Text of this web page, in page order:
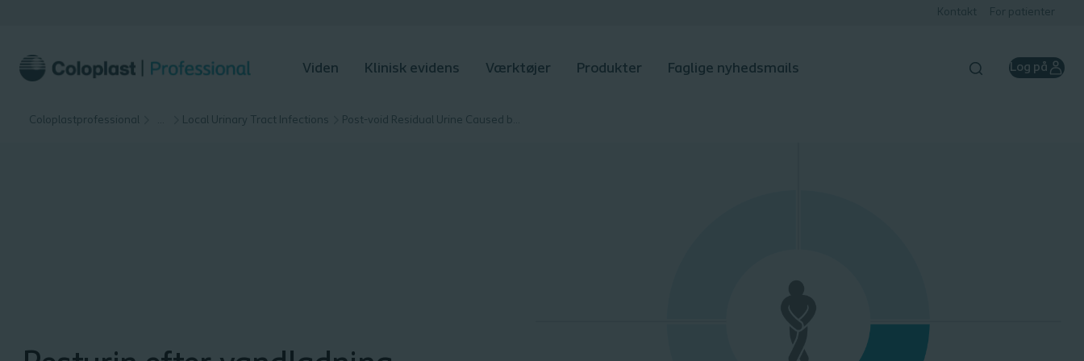
Kontakt For patienter
Viden Klinisk evidens Værktøjer Produkter Faglige nyhedsmails Log på
Coloplastprofessional Local Urinary Tract Infections